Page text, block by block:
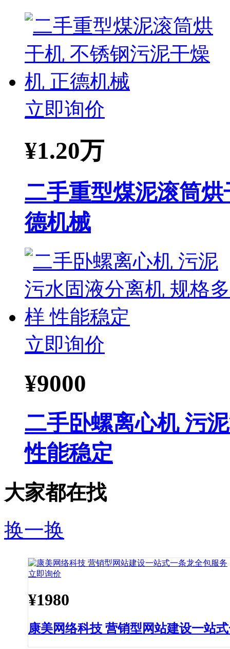
立即询价
¥1.20万
二手重型煤泥滚筒
德机械
立即询价
¥9000
二手卧螺离心机 污
性能稳定
大家都在找
换一换
立即询价
¥1980
康美网络科技 营销型网站建设一站